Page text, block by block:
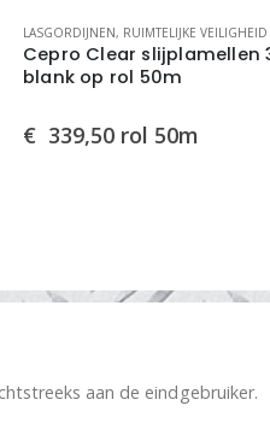
LASGORDIJNEN, RUIMTELIJKE VEILIGHEID
Cepro Clear slijplamellen
blank op rol 50m
€ 339,50 rol 50m
aan de eindgebruiker.